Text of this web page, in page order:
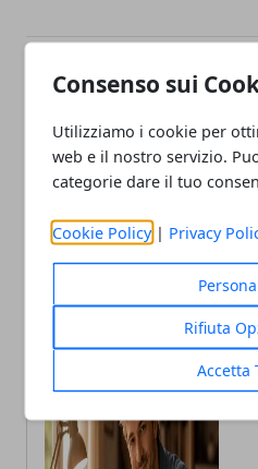
Consenso sui
Utilizziamo i cookie per
web e il nostro servizio.
categorie dare il tuo
Cookie Policy | Privacy
Rifiuta
Accetta
Facebook
TwitterWhatsapp
Nokia 9 senza segreti: ecco